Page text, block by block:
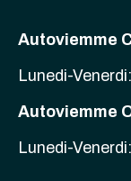
Autoviemme
Lunedi-
Autoviemme
Lunedi-